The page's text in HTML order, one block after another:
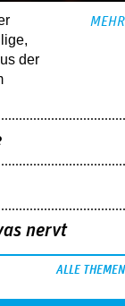
der
MEHR
nervt
ALLE THEMEN